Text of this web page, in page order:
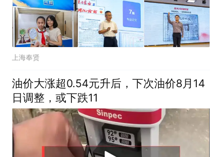
上海奉贤
油价大涨超0.54元升后，下次油价8月14
日调整，或下跌11